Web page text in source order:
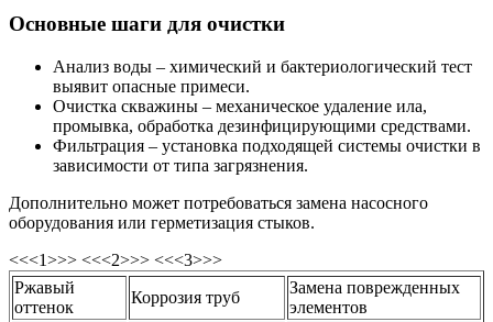
Основные шаги для очистки
Анализ воды – химический и бактериологический тест
выявит опасные примеси.
Очистка скважины – механическое удаление ила,
промывка, обработка дезинфицирующими средствами.
Фильтрация – установка подходящей системы очистки в
зависимости от типа загрязнения.
Дополнительно может потребоваться замена насосного
оборудования или герметизация стыков.
<<<1>>> <<<2>>> <<<3>>>
Ржавый
оттенок
Коррозия труб
Замена поврежденных
элементов